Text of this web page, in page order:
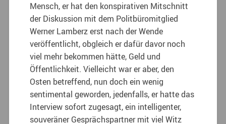
Mensch, er hat den konspirativen Mitschnitt
der Diskussion mit dem Politbüromitglied
Werner Lamberz erst nach der Wende
veröffentlicht, obgleich er dafür davor noch
viel mehr bekommen hätte, Geld und
Öffentlichkeit. Vielleicht war er aber, den
Osten betreffend, nun doch ein wenig
sentimental geworden, jedenfalls, er hatte das
Interview sofort zugesagt, ein intelligenter,
souveräner Gesprächspartner mit viel Witz